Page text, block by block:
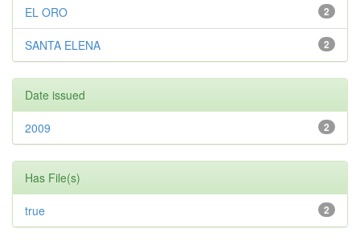
2
EL ORO
2
SANTA ELENA
Date issued
2
2009
Has File(s)
2
true